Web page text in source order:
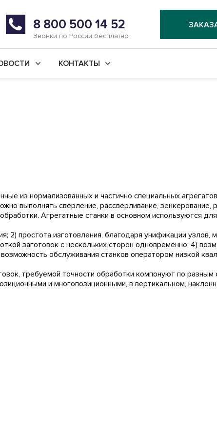
8 800 500 14 52
Звонки по России бесплатно
КОНТАКТЫ
из нормализованных и частично специальных
выполнять сверление, рассверливание, зенкерование,
Агрегатные станки в основном используются
2) простота изготовления, благодаря унификации узлов,
заготовок с нескольких сторон одновременно; 4)
обслуживания станков оператором низкой
требуемой точности обработки компонуют по
и многопозиционными, в вертикальном,